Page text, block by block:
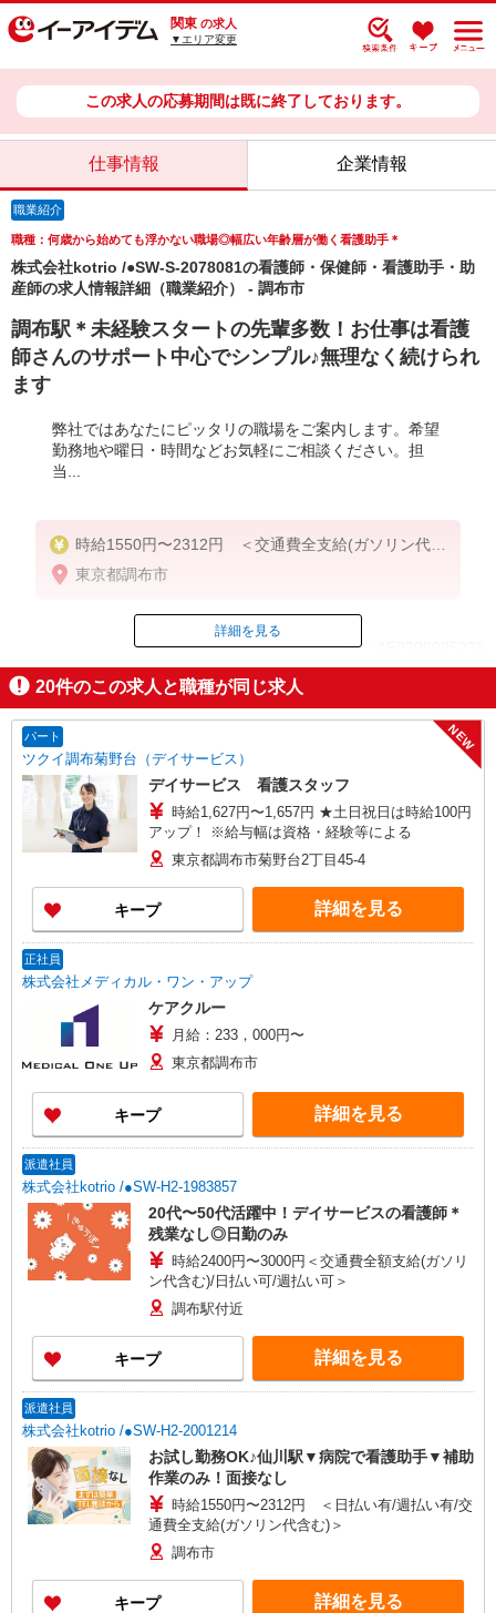
関東 の求人
▼エリア変更
この求人の応募期間は既に終了しております。
仕事情報 企業情報
職業紹介
職種：何歳から始めても浮かない職場◎幅広い年齢層が働く看護助手＊
株式会社kotrio /●SW-S-2078081の看護師・保健師・看護助手・助
産師の求人情報詳細（職業紹介） - 調布市
調布駅＊未経験スタートの先輩多数！お仕事は看護
師さんのサポート中心でシンプル♪無理なく続けられ
ます
弊社ではあなたにピッタリの職場をご案内します。希望
勤務地や曜日・時間などお気軽にご相談ください。担
当...
時給1550円〜2312円 ＜交通費全支給(ガソリン代含
む)＞
東京都調布市
ID：AE0708995278
掲載期間終了
詳細を見る
20件のこの求人と職種が同じ求人
パート
ツクイ調布菊野台（デイサービス）
NEW
デイサービス 看護スタッフ
時給1,627円〜1,657円 ★土日祝日は時給100円
アップ！ ※給与幅は資格・経験等による
東京都調布市菊野台2丁目45-4
キープ 詳細を見る
正社員
株式会社メディカル・ワン・アップ
ケアクルー
月給：233，000円〜
東京都調布市
キープ 詳細を見る
派遣社員
株式会社kotrio /●SW-H2-1983857
20代〜50代活躍中！デイサービスの看護師＊
残業なし◎日勤のみ
時給2400円〜3000円＜交通費全額支給(ガソリ
ン代含む)/日払い可/週払い可＞
調布駅付近
キープ 詳細を見る
派遣社員
株式会社kotrio /●SW-H2-2001214
お試し勤務OK♪仙川駅▼病院で看護助手▼補助
作業のみ！面接なし
時給1550円〜2312円 ＜日払い有/週払い有/交
通費全支給(ガソリン代含む)＞
調布市
キープ 詳細を見る